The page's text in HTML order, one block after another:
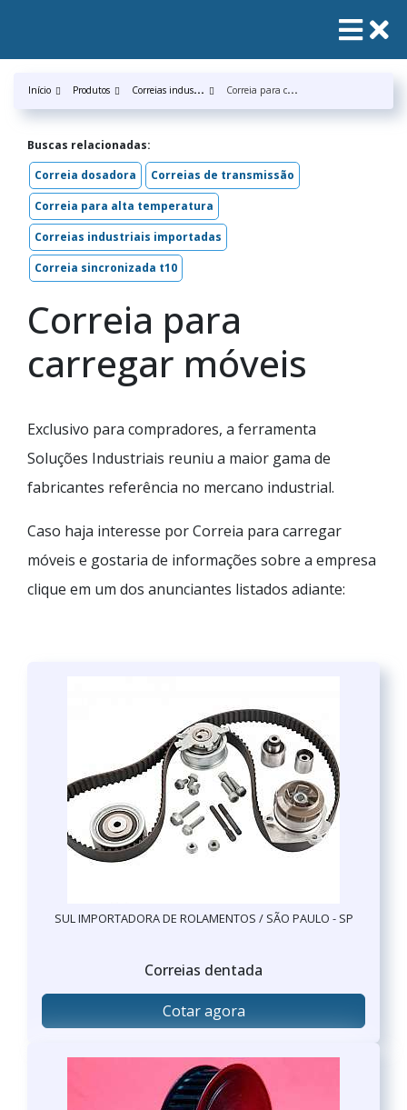
Início Produtos C
orreias industrias C
orreia para carregar móveis
Buscas relacionadas:
Correia dosadora
Correias de transmissão
Correia para alta temperatura
Correias industriais importadas
Correia sincronizada t10
Correia para
carregar móveis
Exclusivo para compradores, a ferramenta
Soluções Industriais reuniu a maior gama de
fabricantes referência no mercano industrial.
Caso haja interesse por Correia para carregar
móveis e gostaria de informações sobre a empresa
clique em um dos anunciantes listados adiante:
SUL IMPORTADORA DE ROLAMENTOS / SÃO PAULO - SP
Correias dentada
Cotar agora